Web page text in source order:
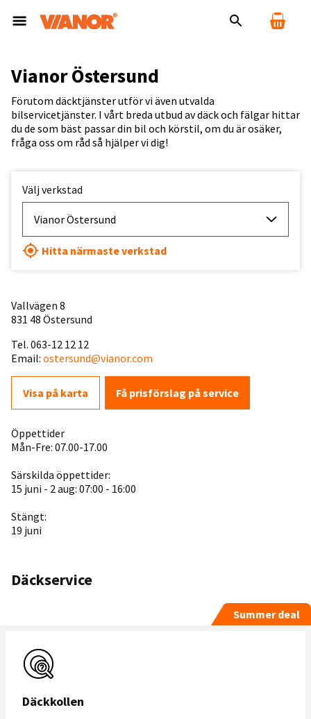
Vianor Östersund
Förutom däcktjänster utför vi även utvalda
bilservicetjänster. I vårt breda utbud av däck och fälgar hittar
du de som bäst passar din bil och körstil, om du är osäker,
fråga oss om råd så hjälper vi dig!
Välj verkstad
Hitta närmaste verkstad
Vianor Östersund
Vallvägen 8
831 48 Östersund
Tel. 063-12 12 12
Email: ostersund@vianor.com
Visa på karta Få prisförslag på service
Öppettider
Mån-Fre: 07.00-17.00
Särskilda öppettider:
15 juni - 2 aug: 07:00 - 16:00
Stängt:
19 juni
Däckservice
Summer deal
Däckkollen